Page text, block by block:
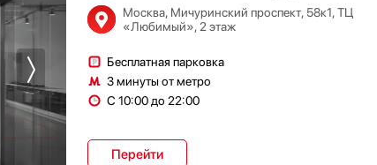
Москва, Мичуринский проспект, 58к1, ТЦ
«Любимый», 2 этаж
Бесплатная парковка
3 минуты от метро
С 10:00 до 22:00
Перейти